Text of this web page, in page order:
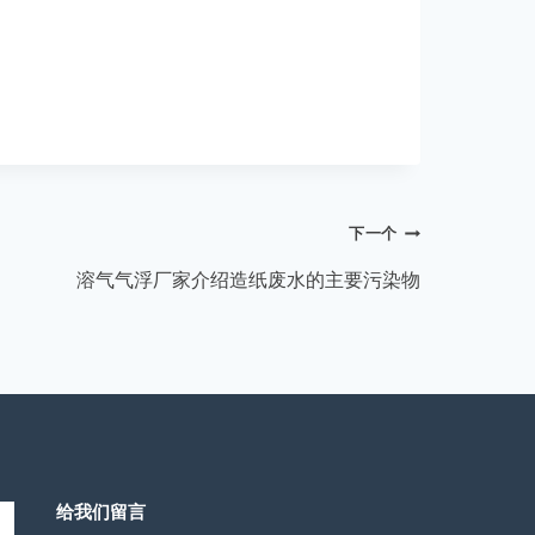
下一个
溶气气浮厂家介绍造纸废水的主要污染物
给我们留言